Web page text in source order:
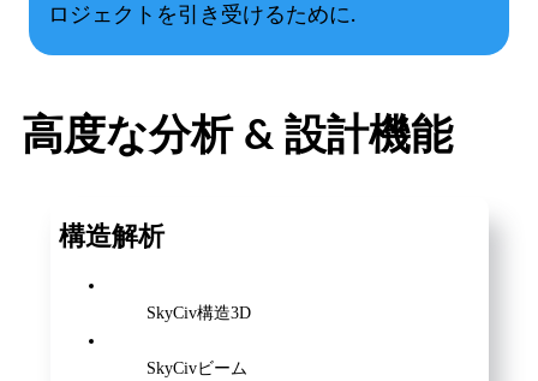
ロジェクトを引き受けるために.
高度な分析 & 設計機能
構造解析
SkyCiv構造3D
SkyCivビーム